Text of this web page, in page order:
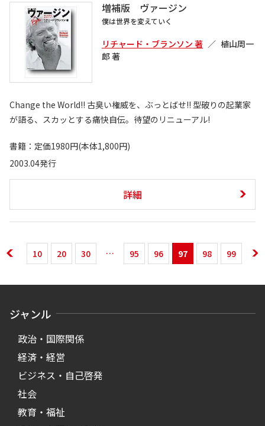
増補版 ヴァージン
僕は世界を変えていく
リチャード・ブランソン 著
植山周一
郎 著
Change the World!! 古臭い権威を、ぶっとばせ!! 型破りの起業家
が語る、スカッとする痛快自伝。待望のリニューアル!
書籍：定価1980円(本体1,800円)
2003.04発行
詳細
10 20 30 95 96 97 98 99
ジャンル
政治・国際関係
経済・経営
ビジネス・自己啓発
社会
教育・福祉